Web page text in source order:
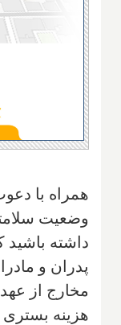
همراه با
وضعیت
داشته
پدران و
مخارج از
هزینه